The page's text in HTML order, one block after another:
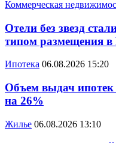
Коммерческая
Отели без звезд
типом размещения в
Ипотека 06.08.2026 15:20
Объем выдач ипотек
на 26%
Жилье 06.08.2026 13:10